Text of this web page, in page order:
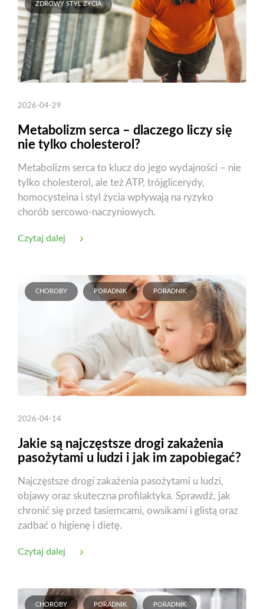
ZDROWY STYL ŻYCIA
2026-04-29
Metabolizm serca – dlaczego liczy się
nie tylko cholesterol?
Metabolizm serca to klucz do jego wydajności – nie
tylko cholesterol, ale też ATP, trójglicerydy,
homocysteina i styl życia wpływają na ryzyko
chorób sercowo-naczyniowych.
Czytaj dalej
CHOROBY PORADNIK PORADNIK
2026-04-14
Jakie są najczęstsze drogi zakażenia
pasożytami u ludzi i jak im zapobiegać?
Najczęstsze drogi zakażenia pasożytami u ludzi,
objawy oraz skuteczna profilaktyka. Sprawdź, jak
chronić się przed tasiemcami, owsikami i glistą oraz
zadbać o higienę i dietę.
Czytaj dalej
CHOROBY PORADNIK PORADNIK